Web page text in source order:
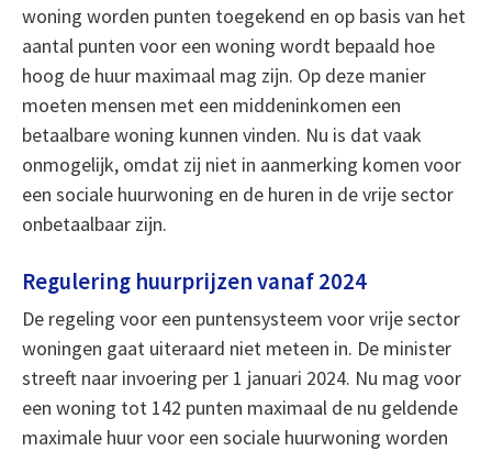
woning worden punten toegekend en op basis van het
aantal punten voor een woning wordt bepaald hoe
hoog de huur maximaal mag zijn. Op deze manier
moeten mensen met een middeninkomen een
betaalbare woning kunnen vinden. Nu is dat vaak
onmogelijk, omdat zij niet in aanmerking komen voor
een sociale huurwoning en de huren in de vrije sector
onbetaalbaar zijn.
Regulering huurprijzen vanaf 2024
De regeling voor een puntensysteem voor vrije sector
woningen gaat uiteraard niet meteen in. De minister
streeft naar invoering per 1 januari 2024. Nu mag voor
een woning tot 142 punten maximaal de nu geldende
maximale huur voor een sociale huurwoning worden